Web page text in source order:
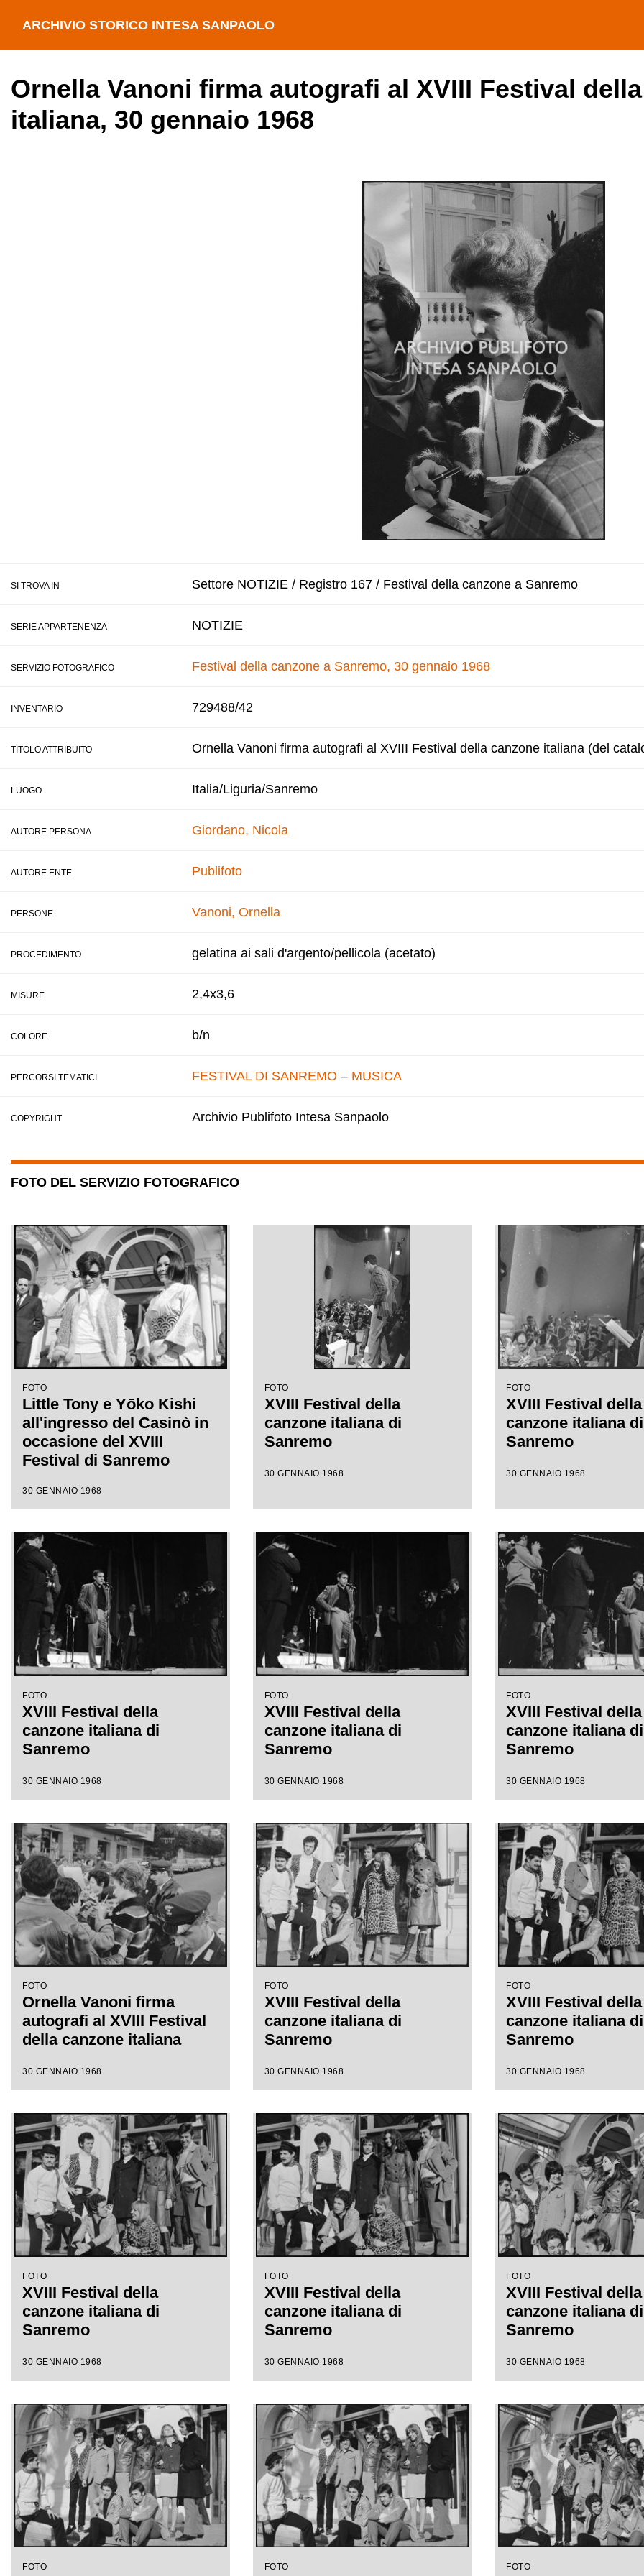
ARCHIVIO STORICO INTESA SANPAOLO
Ornella Vanoni firma autografi al XVIII Festival
italiana, 30 gennaio 1968
SI TROVA IN Settore NOTIZIE / Registro 167 / Festival della canzone a Sanremo
SERIE APPARTENENZA NOTIZIE
SERVIZIO FOTOGRAFICO Festival della canzone a Sanremo, 30 gennaio 1968
INVENTARIO 729488/42
TITOLO ATTRIBUITO Ornella Vanoni firma autografi al XVIII Festival della canzone italiana (del
LUOGO Italia/Liguria/Sanremo
AUTORE PERSONA Giordano, Nicola
AUTORE ENTE Publifoto
PERSONE Vanoni, Ornella
PROCEDIMENTO gelatina ai sali d'argento/pellicola (acetato)
MISURE 2,4x3,6
COLORE b/n
PERCORSI TEMATICI FESTIVAL DI SANREMO – MUSICA
COPYRIGHT Archivio Publifoto Intesa Sanpaolo
FOTO DEL SERVIZIO FOTOGRAFICO
FOTO
Little Tony e Yōko Kishi
all'ingresso del Casinò in
occasione del XVIII
Festival di Sanremo
30 GENNAIO 1968
FOTO
XVIII Festival della
canzone italiana di
Sanremo
30 GENNAIO 1968
FOTO
XVIII Festival della
canzone italiana di
Sanremo
30 GENNAIO 1968
FOTO
XVIII Festival della
canzone italiana di
Sanremo
30 GENNAIO 1968
FOTO
XVIII Festival della
canzone italiana di
Sanremo
30 GENNAIO 1968
FOTO
XVIII Festival della
canzone italiana di
Sanremo
30 GENNAIO 1968
FOTO
Ornella Vanoni firma
autografi al XVIII Festival
della canzone italiana
30 GENNAIO 1968
FOTO
XVIII Festival della
canzone italiana di
Sanremo
30 GENNAIO 1968
FOTO
XVIII Festival della
canzone italiana di
Sanremo
30 GENNAIO 1968
FOTO
XVIII Festival della
canzone italiana di
Sanremo
30 GENNAIO 1968
FOTO
XVIII Festival della
canzone italiana di
Sanremo
30 GENNAIO 1968
FOTO
XVIII Festival della
canzone italiana di
Sanremo
30 GENNAIO 1968
FOTO FOTO FOTO